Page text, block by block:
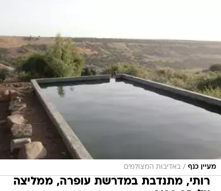
מעיין כנף / באדיבות המצולמים
רותי, מתנדבת במדרשת עופרה, ממליצה